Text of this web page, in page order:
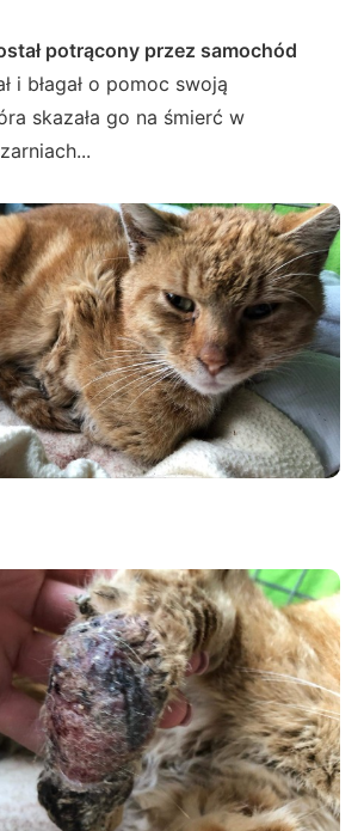
potrącony przez samochód
i błagał o pomoc swoją
skazała go na śmierć w